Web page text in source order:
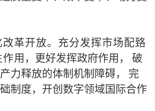
革开放。 充分发挥市场配臵
作用，更好发挥政府作用，
破
力释放的体制 机制障碍，
完
制度， 开创数字领域国际合作